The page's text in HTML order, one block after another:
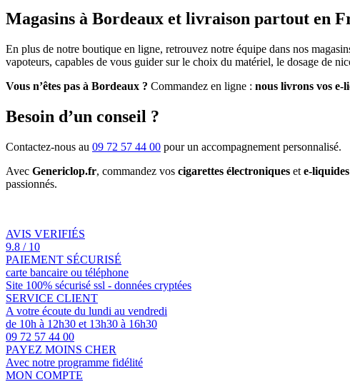
Magasins à Bordeaux et livraison partout en
En plus de notre boutique en ligne, retrouvez notre équipe dans nos
vapoteurs, capables de vous guider sur le choix du matériel, le dosage de
Vous n’êtes pas à Bordeaux ? Commandez en ligne : nous livrons vos e-
Besoin d’un conseil ?
Contactez-nous au 09 72 57 44 00 pour un accompagnement personnalisé.
Avec Genericlop.fr, commandez vos cigarettes électroniques et e-
passionnés.
AVIS VERIFIÉS
9.8 / 10
PAIEMENT SÉCURISÉ
carte bancaire ou téléphone
Site 100% sécurisé ssl - données cryptées
SERVICE CLIENT
A votre écoute du lundi au vendredi
de 10h à 12h30 et 13h30 à 16h30
09 72 57 44 00
PAYEZ MOINS CHER
Avec notre programme fidélité
MON COMPTE